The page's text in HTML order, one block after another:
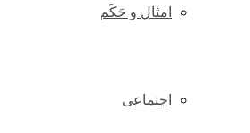
امثال و حَکَم
اجتماعی